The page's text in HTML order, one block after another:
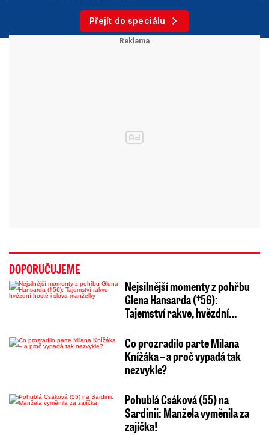
Přejít do speciálu
DOPORUČUJEME
Nejsilnější momenty z pohřbu
Glena Hansarda (†56):
Tajemství rakve, hvězdní…
Co prozradilo parte Milana
Knížáka – a proč vypadá tak
nezvykle?
Pohublá Csáková (55) na
Sardinii: Manžela vyměnila za
zajíčka!